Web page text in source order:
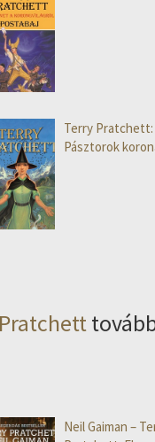
Terry Pratchett:
Pásztorok
Neil Gaiman –